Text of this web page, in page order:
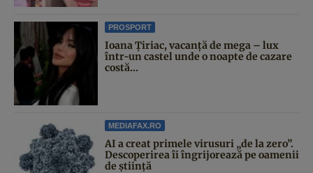
PROSPORT
Ioana Țiriac, vacanță de mega – lux
într-un castel unde o noapte de cazare
costă...
MEDIAFAX.RO
AI a creat primele virusuri „de la zero”.
Descoperirea îi îngrijorează pe oamenii
de știință